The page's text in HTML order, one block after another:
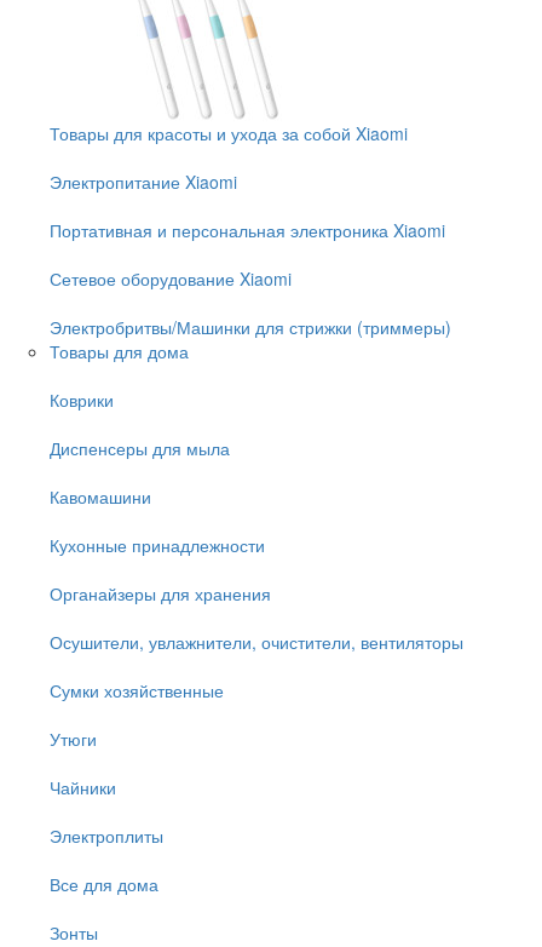
Товары для красоты и ухода за собой Xiaomi
Электропитание Xiaomi
Портативная и персональная электроника Xiaomi
Сетевое оборудование Xiaomi
Электробритвы/Машинки для стрижки (триммеры)
Товары для дома
Коврики
Диспенсеры для мыла
Кавомашини
Кухонные принадлежности
Органайзеры для хранения
Осушители, увлажнители, очистители, вентиляторы
Сумки хозяйственные
Утюги
Чайники
Электроплиты
Все для дома
Зонты